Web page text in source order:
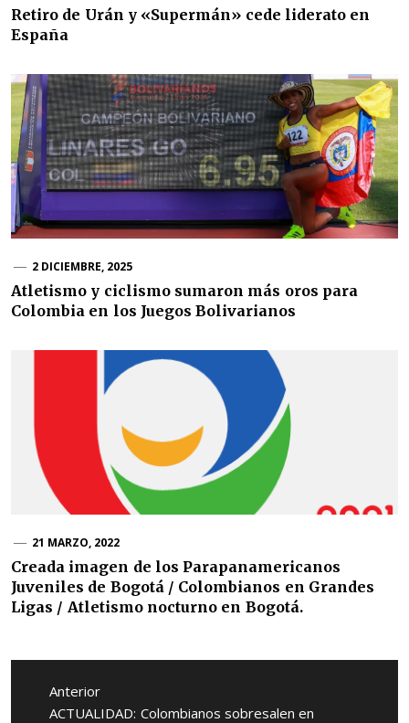
Retiro de Urán y «Supermán» cede liderato en
España
2 DICIEMBRE, 2025
Atletismo y ciclismo sumaron más oros para
Colombia en los Juegos Bolivarianos
21 MARZO, 2022
Creada imagen de los Parapanamericanos
Juveniles de Bogotá / Colombianos en Grandes
Ligas / Atletismo nocturno en Bogotá.
Navegación
entradas
Anterior
Entrada
ACTUALIDAD: Colombianos sobresalen en